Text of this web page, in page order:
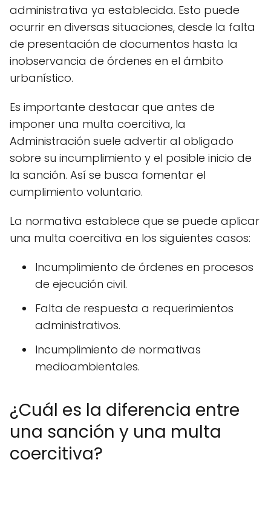
administrativa ya establecida. Esto puede
ocurrir en diversas situaciones, desde la falta
de presentación de documentos hasta la
inobservancia de órdenes en el ámbito
urbanístico.
Es importante destacar que antes de
imponer una multa coercitiva, la
Administración suele advertir al obligado
sobre su incumplimiento y el posible inicio de
la sanción. Así se busca fomentar el
cumplimiento voluntario.
La normativa establece que se puede aplicar
una multa coercitiva en los siguientes casos:
Incumplimiento de órdenes en procesos
de ejecución civil.
Falta de respuesta a requerimientos
administrativos.
Incumplimiento de normativas
medioambientales.
¿Cuál es la diferencia entre
una sanción y una multa
coercitiva?